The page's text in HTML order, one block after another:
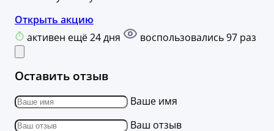
Открыть акцию
активен ещё 24 дня
воспользовались 97 раз
Оставить отзыв
Ваше имя
Ваш отзыв